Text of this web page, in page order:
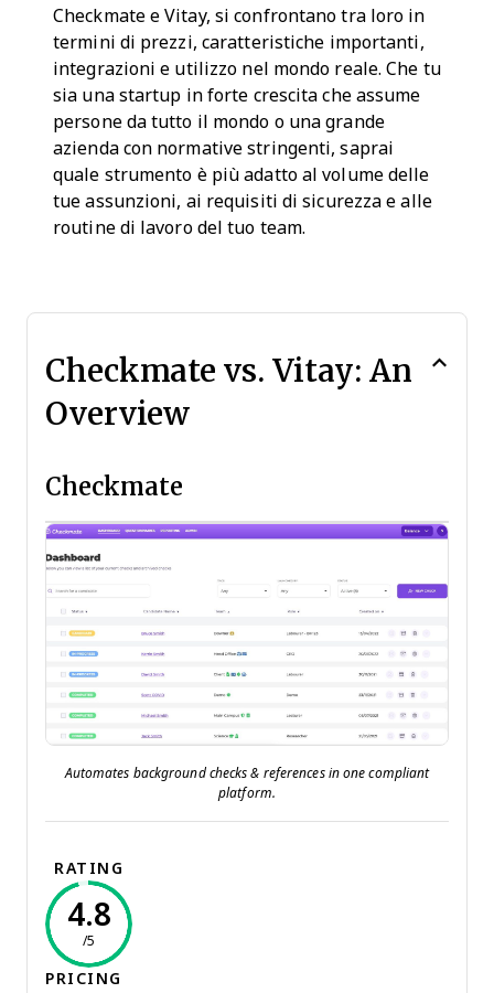
Checkmate e Vitay, si confrontano tra loro in
termini di prezzi, caratteristiche importanti,
integrazioni e utilizzo nel mondo reale. Che tu
sia una startup in forte crescita che assume
persone da tutto il mondo o una grande
azienda con normative stringenti, saprai
quale strumento è più adatto al volume delle
tue assunzioni, ai requisiti di sicurezza e alle
routine di lavoro del tuo team.
Checkmate vs. Vitay: An
Overview
Checkmate
Automates background checks & references in one compliant
platform.
RATING
4.8
/5
PRICING